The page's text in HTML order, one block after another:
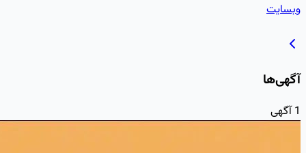
وبسایت
آگهی‌ها
1آگهی